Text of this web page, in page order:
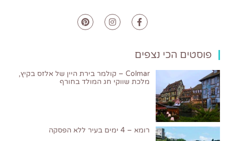
פוסטים הכי נצפים
Colmar – קולמר בירת היין של אלזס בקיץ,
מלכת שווקי חג המולד בחורף
רומא – 4 ימים בעיר ללא הפסקה